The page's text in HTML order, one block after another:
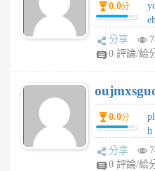
m
v
A
V
前
0.0分
ld
前
分享
0 評論/給
0.0分
pl
h
w
分享
0 評論/給